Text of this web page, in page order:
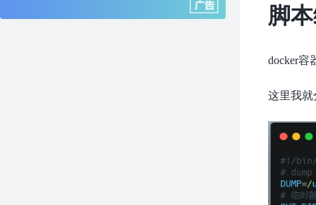
脚
docker容
这里我就